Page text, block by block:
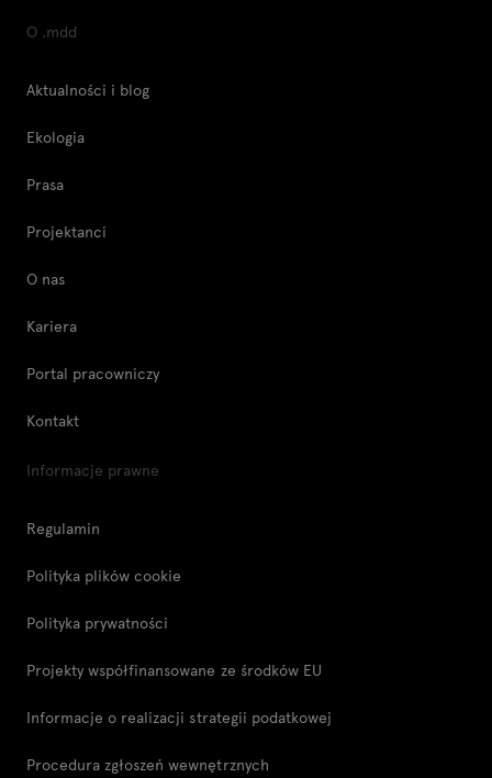
O .mdd
Aktualności i blog
Ekologia
Prasa
Projektanci
O nas
Kariera
Portal pracowniczy
Kontakt
Informacje prawne
Regulamin
Polityka plików cookie
Polityka prywatności
Projekty współfinansowane ze środków EU
Informacje o realizacji strategii podatkowej
Procedura zgłoszeń wewnętrznych